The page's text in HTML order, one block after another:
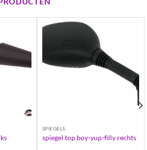
SPIEGELS
spiegel top boy-yup-filly rechts